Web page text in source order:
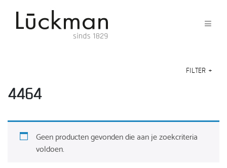
FILTER +
4464
Geen producten gevonden die aan je zoekcriteria
voldoen.